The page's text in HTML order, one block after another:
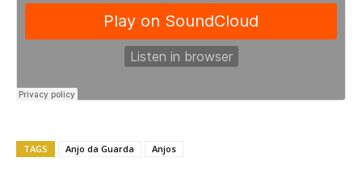
TAGS Anjo da Guarda Anjos